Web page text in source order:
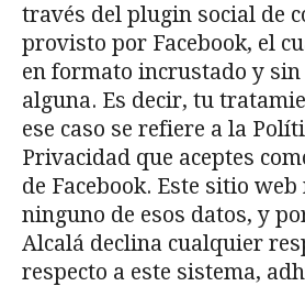
través del plugin social de
provisto por Facebook, el
en formato incrustado y
alguna. Es decir, tu
ese caso se refiere a la
Privacidad que aceptes
de Facebook. Este sitio
ninguno de esos datos, y
Alcalá declina cualquier
respecto a este sistema,